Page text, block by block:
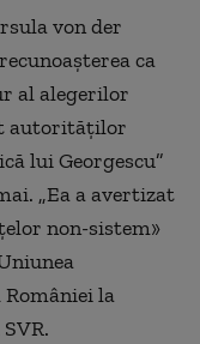
von der
ca
al alegerilor
autorităților
lui Georgescu”
„Ea a avertizat
non-sistem»
la